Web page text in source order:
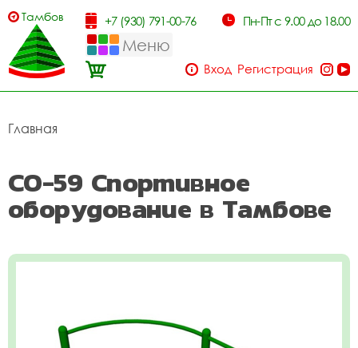
Тамбов +7 (930) 791-00-76 Пн-Пт с 9.00 до 18.00
Меню
Вход Регистрация
Главная
СО-59 Спортивное
оборудование в Тамбове